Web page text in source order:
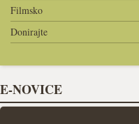
Filmsko
Donirajte
E-NOVICE